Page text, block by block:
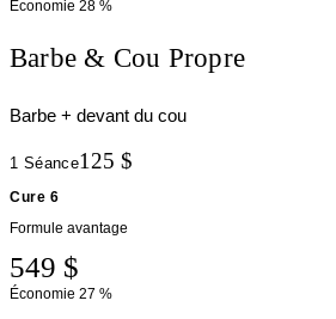
Économie 28 %
Barbe & Cou Propre
Barbe + devant du cou
1 Séance125 $
Cure 6
Formule avantage
549 $
Économie 27 %